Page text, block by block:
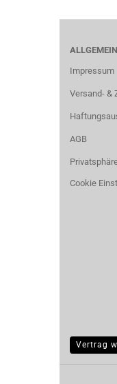
ALLGEMEIN
Impressum
Versand- &
AGB
Cookie
Vertrag